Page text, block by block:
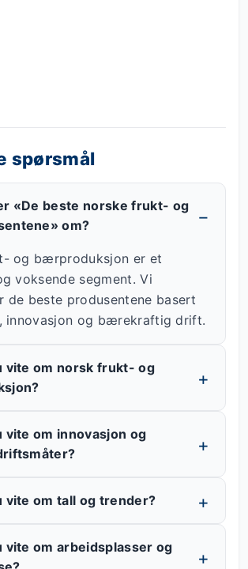
spørsmål
«De beste norske frukt- og
om?
og bærproduksjon er et
voksende segment. Vi
de beste produsentene basert
innovasjon og bærekraftig drift.
vite om norsk frukt- og
vite om innovasjon og
vite om tall og trender?
vite om arbeidsplasser og